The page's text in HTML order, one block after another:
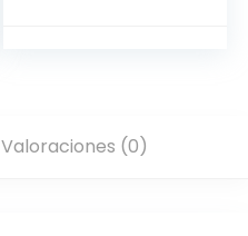
Valoraciones (0)